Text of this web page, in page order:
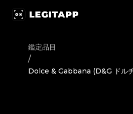
鑑定 Dolce & Gabbana (D&G ドル
鑑定品目
/
Dolce & Gabbana (D&G ドル